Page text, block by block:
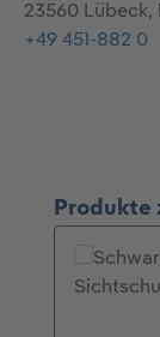
23560 Lübeck,
+49 451-882 0
Produkte